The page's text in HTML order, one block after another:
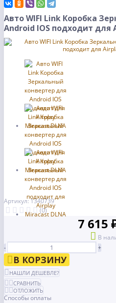
Авто WIFI Link Коробка
Android IOS подходит для
Артикул: 1340739
(0)
7 615
В
-
+
В КОРЗИНУ
НАШЛИ ДЕШЕВЛЕ?
СРАВНИТЬ
ОТЛОЖИТЬ
Способы оплаты